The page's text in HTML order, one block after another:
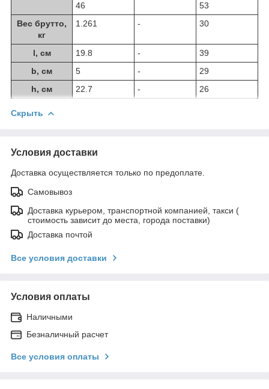
46
53
Вес брутто,
кг
1.261 - 30
l, см 19.8 -
39
b, см
5 -
29
h, см
22.7 - 26
Скрыть
Условия доставки
Доставка осуществляется только по предоплате.
Самовывоз
Доставка курьером, транспортной компанией, такси (
стоимость зависит до места, города поставки)
Доставка почтой
Все условия доставки
Условия оплаты
Наличными
Безналичный расчет
Все условия оплаты